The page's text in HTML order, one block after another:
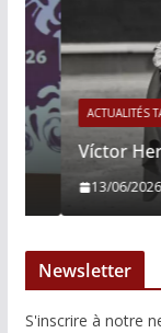
ACTUALITÉS
Víctor
13/06/2026
Newsletter
S'inscrire à notre